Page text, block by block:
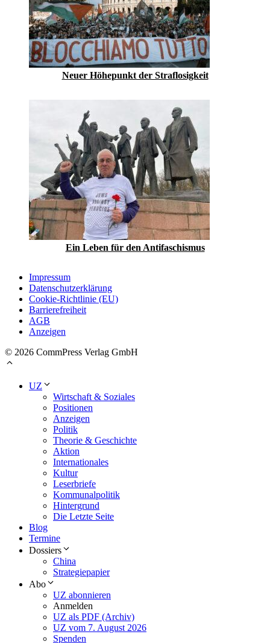
Neuer Höhepunkt der Straflosigkeit
Ein Leben für den Antifaschismus
Impressum
Datenschutzerklärung
Cookie-Richtlinie (EU)
Barrierefreiheit
AGB
Anzeigen
© 2026 CommPress Verlag GmbH
UZ
Wirtschaft & Soziales
Positionen
Anzeigen
Politik
Theorie & Geschichte
Aktion
Internationales
Kultur
Leserbriefe
Kommunalpolitik
Hintergrund
Die Letzte Seite
Blog
Termine
Dossiers
China
Strategiepapier
Abo
UZ abonnieren
Anmelden
UZ als PDF (Archiv)
UZ vom 7. August 2026
Spenden